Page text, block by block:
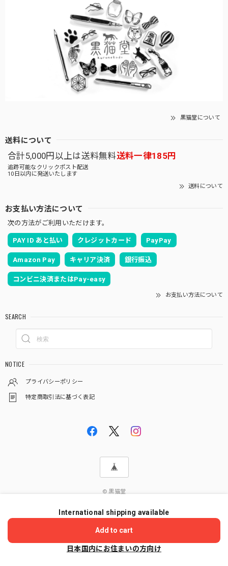
黒猫堂について
送料について
合計5,000円以上は送料無料送料一律185円
追跡可能なクリックポスト配送
10日以内に発送いたします
送料について
お支払い方法について
次の方法がご利用いただけます。
PAY ID あと払い クレジットカード PayPay
Amazon Pay キャリア決済 銀行振込
コンビニ決済またはPay-easy
お支払い方法について
SEARCH
NOTICE
プライバシーポリシー
特定商取引法に基づく表記
© 黒猫堂
International shipping available
Add to cart
日本国内にお住まいの方向け
ショップに質問する